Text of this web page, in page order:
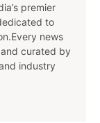
premier
to
news
curated by
industry